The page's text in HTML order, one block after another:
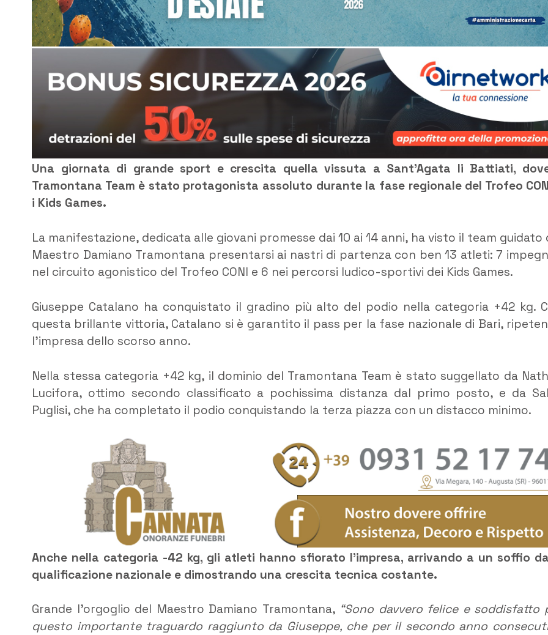
Una giornata di grande sport e crescita quella vissuta a Sant’Agata li Battiati,
Tramontana Team è stato protagonista assoluto durante la fase regionale del Trofeo
i Kids Games.
La manifestazione, dedicata alle giovani promesse dai 10 ai 14 anni, ha visto il team guidato
Maestro Damiano Tramontana presentarsi ai nastri di partenza con ben 13 atleti: 7
nel circuito agonistico del Trofeo CONI e 6 nei percorsi ludico-sportivi dei Kids Games.
Giuseppe Catalano ha conquistato il gradino più alto del podio nella categoria +42 kg.
questa brillante vittoria, Catalano si è garantito il pass per la fase nazionale di Bari,
l’impresa dello scorso anno.
Nella stessa categoria +42 kg, il dominio del Tramontana Team è stato suggellato da
Lucifora, ottimo secondo classificato a pochissima distanza dal primo posto, e da
Puglisi, che ha completato il podio conquistando la terza piazza con un distacco minimo.
Anche nella categoria -42 kg, gli atleti hanno sfiorato l’impresa, arrivando a un soffio
qualificazione nazionale e dimostrando una crescita tecnica costante.
Grande l’orgoglio del Maestro Damiano Tramontana, “Sono davvero felice e soddisfatto
questo importante traguardo raggiunto da Giuseppe, che per il secondo anno